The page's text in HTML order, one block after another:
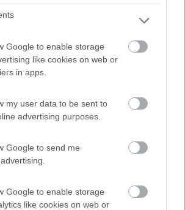
Google to enable storage
like cookies on web or
in apps.
my user data to be sent to
advertising purposes.
Google to send me
Google to enable storage
like cookies on web or
Morelo presente A Tutto
Veicoli